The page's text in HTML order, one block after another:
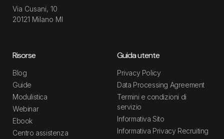
Via Cusani, 10
20121 Milano MI
Risorse
Blog
Guide
Modulistica
Webinar
Ebook
Centro assistenza
Guida utente
Privacy Policy
Data Processing Agreement
Termini e condizioni di
servizio
Informativa Sito
Informativa Privacy Recruiting